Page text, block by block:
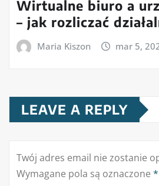
Wirtualne biuro a
– jak rozliczać
Maria Kiszon mar 5,
LEAVE A REPLY
Twój adres email nie zostanie
Wymagane pola są oznaczone *